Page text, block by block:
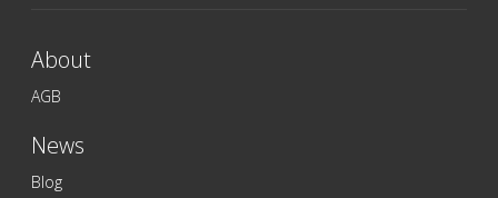
About
AGB
News
Blog